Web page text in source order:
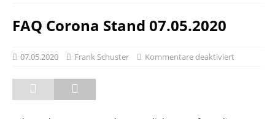
FAQ Corona Stand 07.05.2020
07.05.2020 Frank Schuster Kommentare deaktiviert